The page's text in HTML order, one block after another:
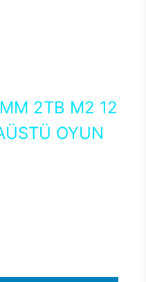
2TB M2 12
OYUN